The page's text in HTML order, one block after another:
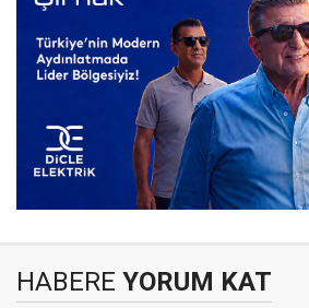
HABERE YORUM KAT